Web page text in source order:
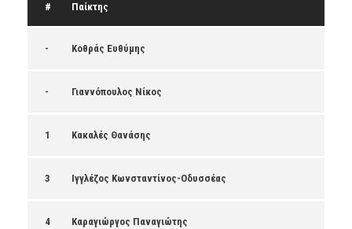
# Παίκτης
- Κοθράς Ευθύμης
- Γιαννόπουλος Νίκος
1 Κακαλές Θανάσης
3 Ιγγλέζος Κωνσταντίνος-Οδυσσέας
4 Καραγιώργος Παναγιώτης